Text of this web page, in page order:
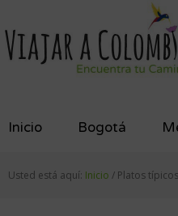
contenido
pie
Inicio Bogotá
Usted está aquí: Inicio / Platos